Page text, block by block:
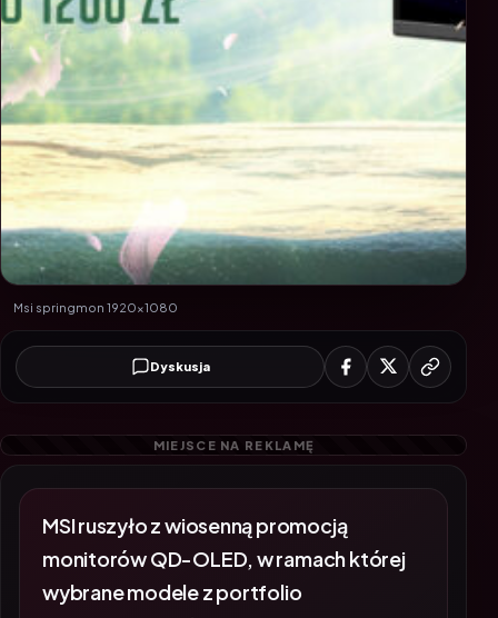
Msi springmon 1920x1080
Dyskusja
monitorów QD-OLED, w ramach której
wybrane modele z portfolio
gamingowego i biznesowego firmy